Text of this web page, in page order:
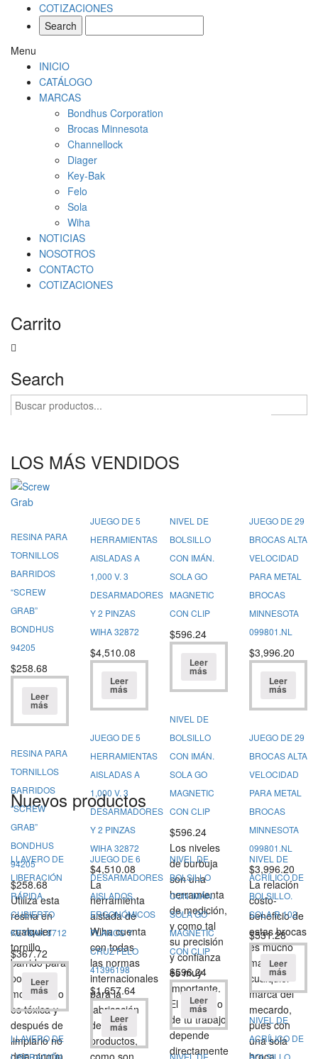
COTIZACIONES
Menu
INICIO
CATÁLOGO
MARCAS
Bondhus Corporation
Brocas Minnesota
Channellock
Diager
Key-Bak
Felo
Sola
Wiha
NOTICIAS
NOSOTROS
CONTACTO
COTIZACIONES
Carrito
Search
LOS MÁS VENDIDOS
RESINA PARA
TORNILLOS
BARRIDOS
“SCREW
GRAB”
BONDHUS
94205
$258.68
Leer
más
RESINA PARA
TORNILLOS
BARRIDOS
“SCREW
GRAB”
BONDHUS
94205
$258.68
Utiliza esta
resina en
cualquier
tornillo
barrido para
poder
moverlo, no
es tóxica y
después de
limpiarlo no
deja ningún
JUEGO DE 5
HERRAMIENTAS
AISLADAS A
1,000 V. 3
DESARMADORES
Y 2 PINZAS
WIHA 32872
$4,510.08
Leer
más
JUEGO DE 5
HERRAMIENTAS
AISLADAS A
1,000 V. 3
DESARMADORES
Y 2 PINZAS
WIHA 32872
$4,510.08
La
herramienta
aislada de
Wiha cuenta
con todas
las normas
internacionales
para la
fabricación
de estos
productos,
como son
NIVEL DE
BOLSILLO
CON IMÁN.
SOLA GO
MAGNETIC
CON CLIP
$596.24
Leer
más
NIVEL DE
BOLSILLO
CON IMÁN.
SOLA GO
MAGNETIC
CON CLIP
$596.24
Los niveles
de burbuja
son una
herramienta
de medición,
y como tal
su precisión
y confianza
es muy
importante.
El resultado
de tu trabajo
depende
directamente
JUEGO DE 29
BROCAS ALTA
VELOCIDAD
PARA METAL
BROCAS
MINNESOTA
099801.NL
$3,996.20
Leer
más
JUEGO DE 29
BROCAS ALTA
VELOCIDAD
PARA METAL
BROCAS
MINNESOTA
099801.NL
$3,996.20
La relación
costo-
beneficio de
estas brocas
es mucho
mayor a
cualquier
marca del
mecardo,
pues con
una sola
broca
Nuevos productos
LLAVERO DE
LIBERACIÓN
RÁPIDA.
CUBIERTO
KEYBAK 8712
$367.72
Leer
más
LLAVERO DE
LIBERACIÓN
JUEGO DE 6
DESARMADORES
AISLADOS,
ERGONÓMICOS
PLANOS Y
CRUZ FELO
41396198
$1,657.64
Leer
más
NIVEL DE
BOLSILLO
CON IMÁN.
SOLA GO
MAGNETIC
CON CLIP
$596.24
Leer
más
NIVEL DE
NIVEL DE
ACRÍLICO DE
BOLSILLO.
SOLA R 102
$531.28
Leer
más
NIVEL DE
ACRÍLICO DE
BOLSILLO.